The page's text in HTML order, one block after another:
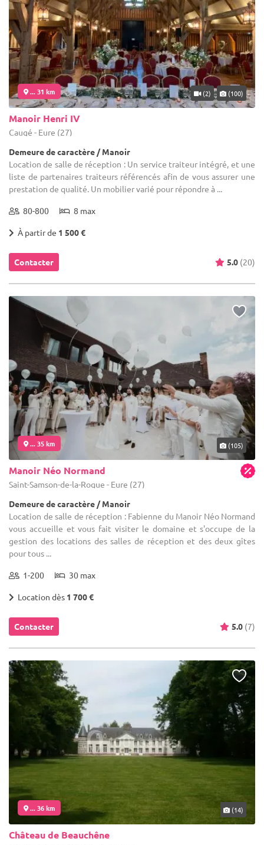
... 31 km (2) (100)
Manoir Henri IV
Caugé - Eure (27)
Demeure de caractère / Manoir
Location de salle de réception : Un service traiteur intégré, et une
liste de partenaires traiteurs référencés afin de vous assurer une
prestation de qualité. Un mobilier varié pour répondre à ...
80-800 8 max
À partir de 1 500 €
Contacter 5.0 (20)
... 35 km (105)
Manoir Néo Normand
Saint-Samson-de-la-Roque - Eure (27)
Demeure de caractère / Manoir
Location de salle de réception : Fabienne du Manoir Néo Normand
vous accueille et vous fait visiter le domaine et s'occupe de la
gestion des locations des salles de réception et des deux gîtes
pour tous ...
1-200 30 max
Location dès 1 700 €
Contacter 5.0 (7)
... 36 km (14)
Château de Beauchêne